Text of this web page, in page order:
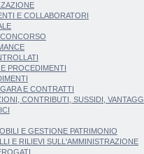
E COLLABORATORI
PROCEDIMENTI
E CONTRATTI
CONTRIBUTI, SUSSIDI, VANTAGGI
E GESTIONE PATRIMONIO
E RILIEVI SULL'AMMINISTRAZIONE